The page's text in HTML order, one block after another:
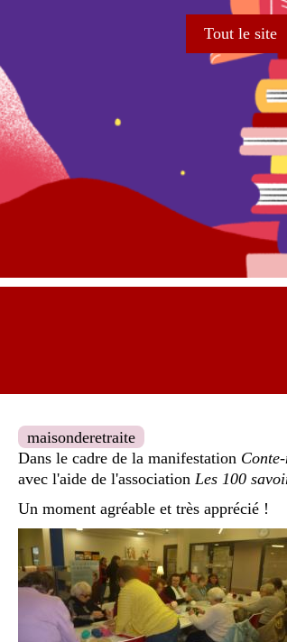
Tout le site
maisonderetraite
Dans le cadre de la manifestation
avec l'aide de l'association Les 100
Un moment agréable et très apprécié !